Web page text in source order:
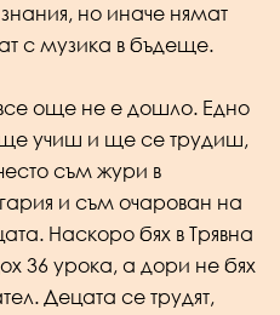
но иначе нямат
с музика в бъдеще.
все още не е дошло. Едно
учиш и ще се трудиш,
съм жури в
и съм очарован на
Наскоро бях в Трявна
36 урока, а дори не бях
Децата се трудят,